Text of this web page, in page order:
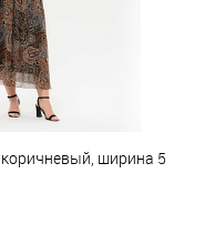
ширина 5